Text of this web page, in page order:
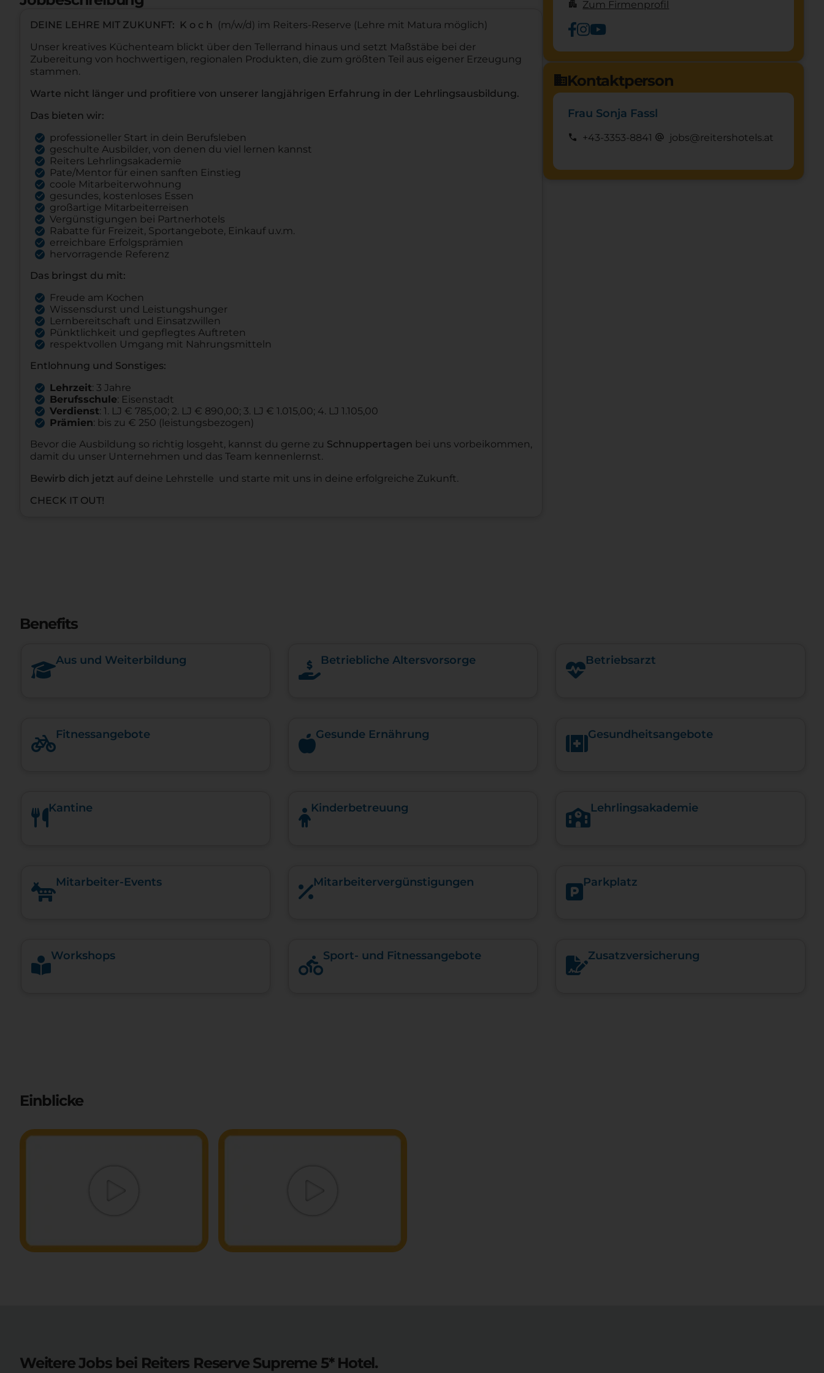
DEINE LEHRE MIT ZUKUNFT: K o c h
(m/w/d) im Reiters-Reserve (Lehre mit Matura möglich)
Unser kreatives Küchenteam blickt über den Tellerrand hinaus und setzt Maßstäbe bei der
Zubereitung von hochwertigen, regionalen Produkten, die zum größten Teil aus eigener Erzeugung
stammen.
Warte nicht länger und profitiere von unserer langjährigen Erfahrung in der Lehrlingsausbildung.
Das bieten wir:
professioneller Start in dein Berufsleben
geschulte Ausbilder, von denen du viel lernen kannst
Reiters Lehrlingsakademie
Pate/Mentor für einen sanften Einstieg
coole Mitarbeiterwohnung
gesundes, kostenloses Essen
großartige Mitarbeiterreisen
Vergünstigungen bei Partnerhotels
Rabatte für Freizeit, Sportangebote, Einkauf u.v.m.
erreichbare Erfolgsprämien
hervorragende Referenz
Das bringst du mit:
Freude am Kochen
Wissensdurst und Leistungshunger
Lernbereitschaft und Einsatzwillen
Pünktlichkeit und gepflegtes Auftreten
respektvollen Umgang mit Nahrungsmitteln
Entlohnung und Sonstiges:
Lehrzeit: 3 Jahre
Berufsschule: Eisenstadt
Verdienst: 1. LJ € 785,00; 2. LJ € 890,00; 3. LJ € 1.015,00; 4. LJ 1.105,00
Prämien: bis zu € 250 (leistungsbezogen)
Bevor die Ausbildung so richtig losgeht, kannst du gerne zu Schnuppertagen bei uns vorbeikommen,
damit du unser Unternehmen und das Team kennenlernst.
Bewirb dich jetzt auf deine Lehrstelle und starte mit uns in deine erfolgreiche Zukunft.
CHECK IT OUT!
apartment Zum Firmenprofil
domainKontaktperson
Frau Sonja Fassl
call +43-3353-8841 alternate_email jobs@reitershotels.at
Benefits
Aus und Weiterbildung Betriebliche Altersvorsorge Betriebsarzt
Fitnessangebote Gesunde Ernährung Gesundheits­angebote
Kantine Kinderbetreuung Lehrlingsakademie
Mitarbeiter-Events Mitarbeiter­vergünstigungen Parkplatz
Workshops Sport- und Fitnessangebote Zusatzversicherung
Einblicke
Weitere Jobs bei Reiters Reserve Supreme 5* Hotel.